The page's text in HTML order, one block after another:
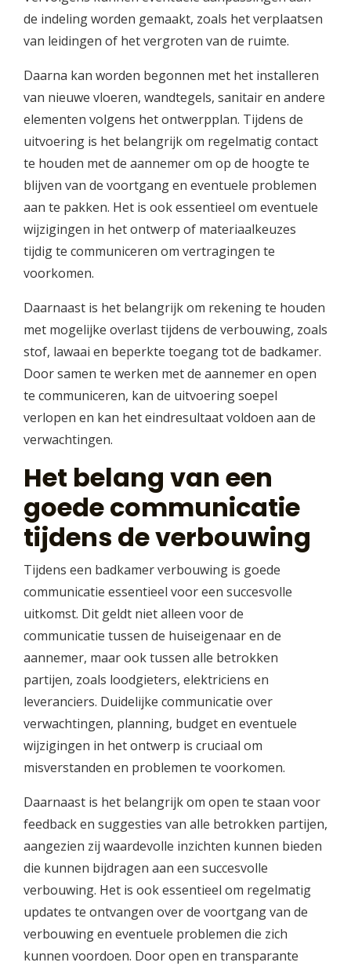
de indeling worden gemaakt, zoals het verplaatsen
van leidingen of het vergroten van de ruimte.
Daarna kan worden begonnen met het installeren
van nieuwe vloeren, wandtegels, sanitair en andere
elementen volgens het ontwerpplan. Tijdens de
uitvoering is het belangrijk om regelmatig contact
te houden met de aannemer om op de hoogte te
blijven van de voortgang en eventuele problemen
aan te pakken. Het is ook essentieel om eventuele
wijzigingen in het ontwerp of materiaalkeuzes
tijdig te communiceren om vertragingen te
voorkomen.
Daarnaast is het belangrijk om rekening te houden
met mogelijke overlast tijdens de verbouwing, zoals
stof, lawaai en beperkte toegang tot de badkamer.
Door samen te werken met de aannemer en open
te communiceren, kan de uitvoering soepel
verlopen en kan het eindresultaat voldoen aan de
verwachtingen.
Het belang van een
goede communicatie
tijdens de verbouwing
Tijdens een badkamer verbouwing is goede
communicatie essentieel voor een succesvolle
uitkomst. Dit geldt niet alleen voor de
communicatie tussen de huiseigenaar en de
aannemer, maar ook tussen alle betrokken
partijen, zoals loodgieters, elektriciens en
leveranciers. Duidelijke communicatie over
verwachtingen, planning, budget en eventuele
wijzigingen in het ontwerp is cruciaal om
misverstanden en problemen te voorkomen.
Daarnaast is het belangrijk om open te staan voor
feedback en suggesties van alle betrokken partijen,
aangezien zij waardevolle inzichten kunnen bieden
die kunnen bijdragen aan een succesvolle
verbouwing. Het is ook essentieel om regelmatig
updates te ontvangen over de voortgang van de
verbouwing en eventuele problemen die zich
kunnen voordoen. Door open en transparante